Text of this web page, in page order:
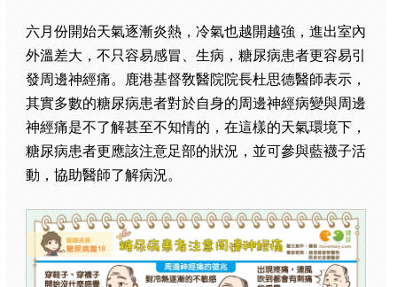
六月份開始天氣逐漸炎熱，冷氣也越開越強，進出室內
外溫差大，不只容易感冒、生病，糖尿病患者更容易引
發周邊神經痛。鹿港基督敎醫院院長杜思德醫師表示，
其實多數的糖尿病患者對於自身的周邊神經病變與周邊
神經痛是不了解甚至不知情的，在這樣的天氣環境下，
糖尿病患者更應該注意足部的狀況，並可參與藍襪子活
動，協助醫師了解病況。